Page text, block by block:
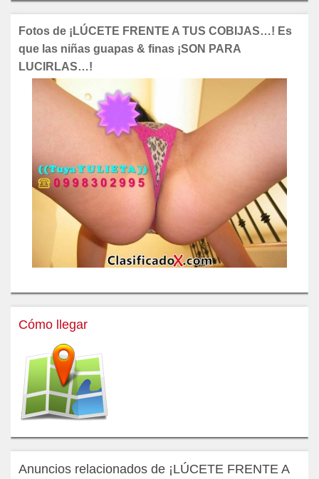
Fotos de ¡LÚCETE FRENTE A TUS COBIJAS…! Es
que las niñas guapas & finas ¡SON PARA
LUCIRLAS…!
Cómo llegar
Anuncios relacionados de ¡LÚCETE FRENTE A